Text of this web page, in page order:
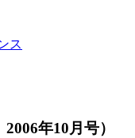
ス
年10月号）